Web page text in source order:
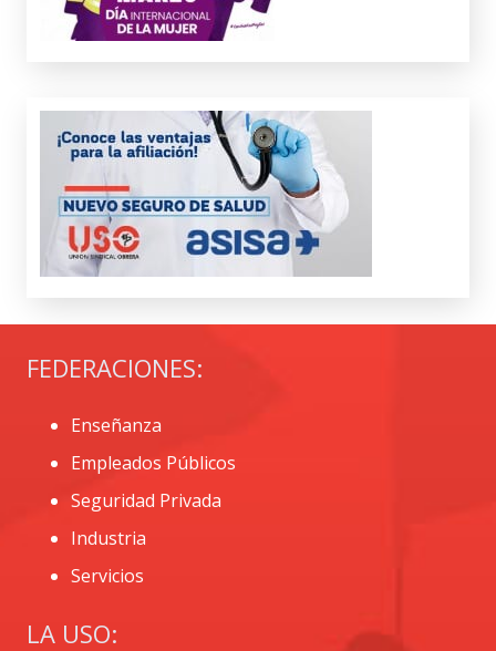
FEDERACIONES:
Enseñanza
Empleados Públicos
Seguridad Privada
Industria
Servicios
LA USO: